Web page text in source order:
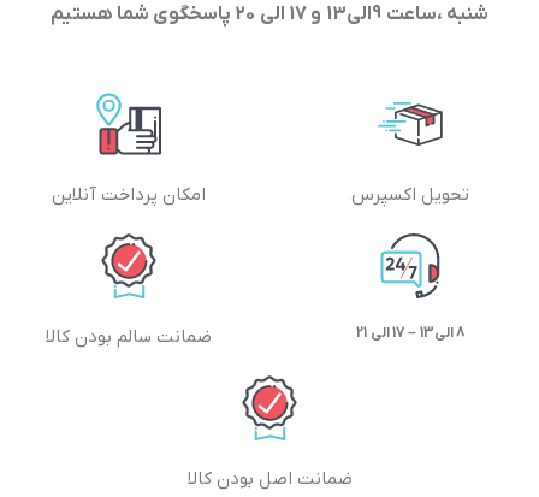
شنبه ،ساعت 9الی13 و 17 الی 20 پاسخگوی شما هستیم
تحویل اکسپرس امکان پرداخت آنلاین
8 الی13 – 17 الی 21 ضمانت سالم بودن کالا
ضمانت اصل بودن کالا